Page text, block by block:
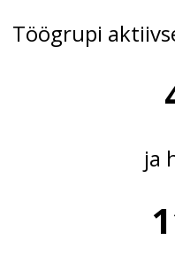
Töögrupi
ja